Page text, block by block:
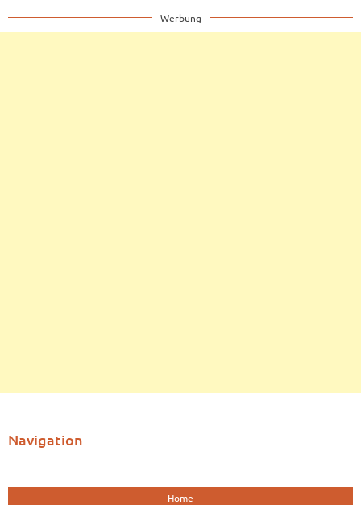
Werbung
Navigation
Home